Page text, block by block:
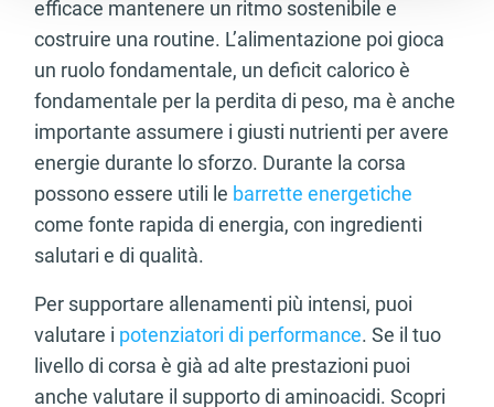
efficace mantenere un ritmo sostenibile e
costruire una routine. L’alimentazione poi gioca
un ruolo fondamentale, un deficit calorico è
fondamentale per la perdita di peso, ma è anche
importante assumere i giusti nutrienti per avere
energie durante lo sforzo. Durante la corsa
possono essere utili le barrette energetiche
come fonte rapida di energia, con ingredienti
salutari e di qualità.
Per supportare allenamenti più intensi, puoi
valutare i potenziatori di performance. Se il tuo
livello di corsa è già ad alte prestazioni puoi
anche valutare il supporto di aminoacidi. Scopri